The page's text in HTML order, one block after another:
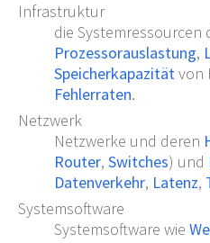
Infrastruktur
die Systemressourcen
Prozessorauslastung,
Speicherkapazitätvon
Fehlerraten.
Netzwerk
Netzwerke und deren
Router, Switches) und
Datenverkehr, Latenz,
Systemsoftware
Systemsoftware wie